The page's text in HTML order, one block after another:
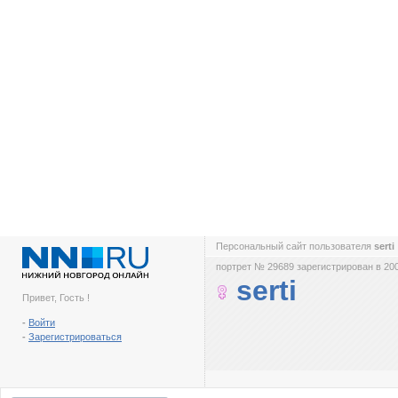
Привет, Гость !
- Войти
- Зарегистрироваться
Персональный сайт пользователя serti
портрет № 29689 зарегистрирован в
serti